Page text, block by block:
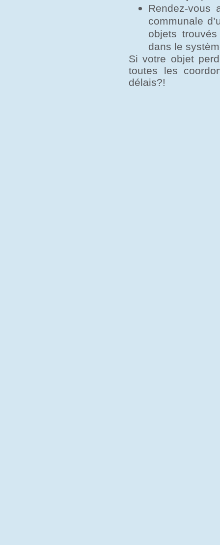
Rendez-vous
communale
objets
dans le
Si votre objet
toutes les
délais?!